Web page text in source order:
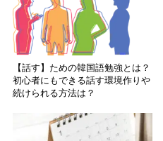
【話す】ための韓国語勉強とは？
初心者にもできる話す環境作りや
続けられる方法は？